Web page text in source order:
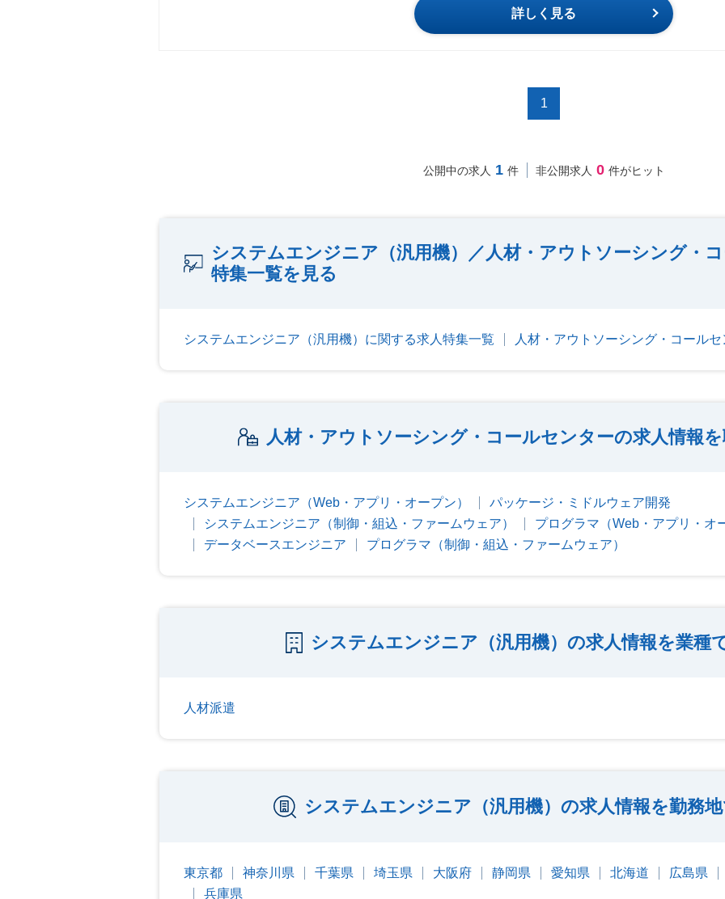
詳しく見る
1
公開中の求人 1 件 非公開求人 0 件がヒット
システムエンジニア（汎用機）／人材・アウトソーシング・
特集一覧を見る
システムエンジニア（汎用機）に関する求人特集一覧 人材・アウトソーシング・コール
人材・アウトソーシング・コールセンターの求人情報
システムエンジニア（Web・アプリ・オープン）
パッケージ・ミドルウェア開発
システムエンジニア（制御・組込・ファームウェア）
プログラマ（Web・アプリ・オ
データベースエンジニア
プログラマ（制御・組込・ファームウェア）
システムエンジニア（汎用機）の求人情報を業種
人材派遣
システムエンジニア（汎用機）の求人情報を勤務
東京都 神奈川県 千葉県 埼玉県 大阪府 静岡県 愛知県 北海道 広島県
兵庫県